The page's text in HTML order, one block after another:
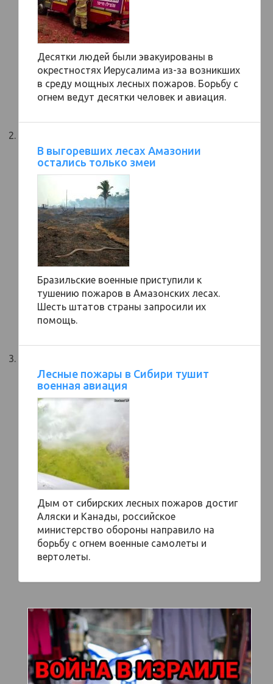
Десятки людей были эвакуированы в
окрестностях Иерусалима из-за возникших
в среду мощных лесных пожаров. Борьбу с
огнем ведут десятки человек и авиация.
В выгоревших лесах Амазонии
остались только змеи
Бразильские военные приступили к
тушению пожаров в Амазонских лесах.
Шесть штатов страны запросили их
помощь.
Лесные пожары в Сибири тушит
военная авиация
Дым от сибирских лесных пожаров достиг
Аляски и Канады, российское
министерство обороны направило на
борьбу с огнем военные самолеты и
вертолеты.